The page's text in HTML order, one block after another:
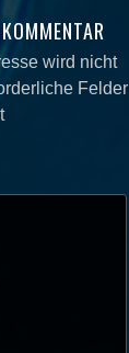
wird nicht
Felder